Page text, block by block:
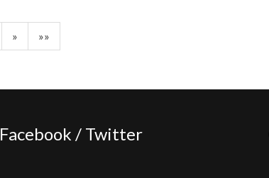
» »»
Facebook / Twitter